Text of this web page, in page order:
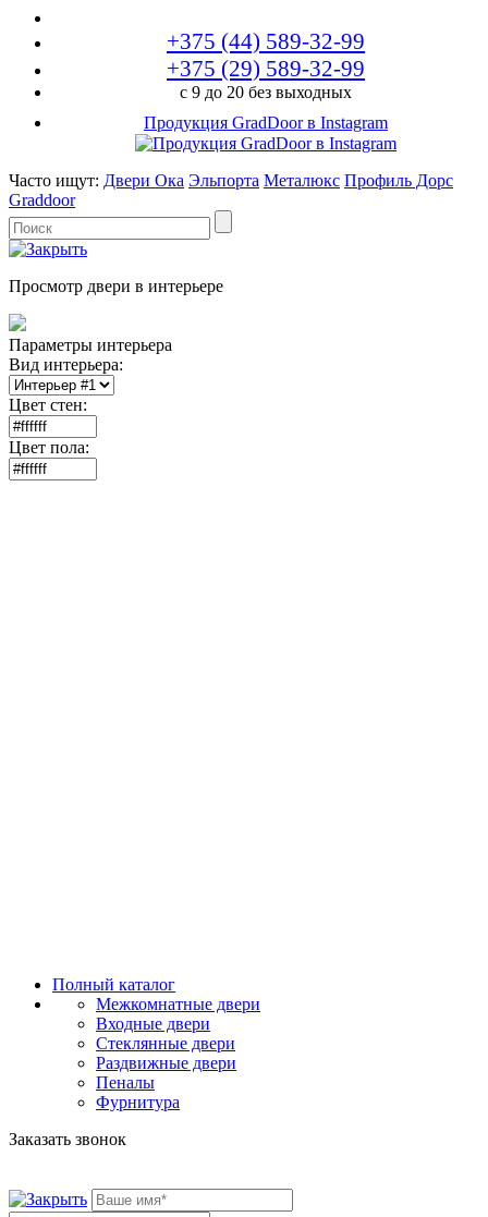
+375 (44) 589-32-99
+375 (29) 589-32-99
с 9 до 20 без выходных
Продукция GradDoor в Instagram
Часто ищут: Двери Ока Эльпорта Металюкс Профиль Дорс
Graddoor
Просмотр двери в интерьере
Параметры интерьера
Вид интерьера:
Цвет стен:
Цвет пола:
Полный каталог
Межкомнатные двери
Входные двери
Стеклянные двери
Раздвижные двери
Пеналы
Фурнитура
Заказать звонок